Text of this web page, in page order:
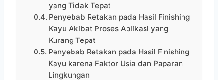
yang Tidak Tepat
Penyebab Retakan pada Hasil Finishing
Kayu Akibat Proses Aplikasi yang
Kurang Tepat
Penyebab Retakan pada Hasil Finishing
Kayu karena Faktor Usia dan Paparan
Lingkungan